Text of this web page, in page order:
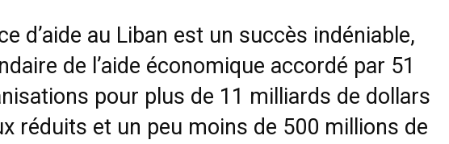
d’aide au Liban est un succès indéniable,
de l’aide économique accordé par 51
pour plus de 11 milliards de dollars
réduits et un peu moins de 500 millions de